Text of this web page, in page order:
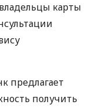
карты
предлагает
получить